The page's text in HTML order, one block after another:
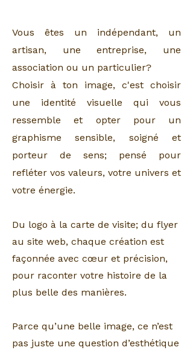
Vous êtes un indépendant, un
artisan, une entreprise, une
association ou un particulier?
Choisir à ton image, c'est choisir
une identité visuelle qui vous
ressemble et opter pour un
graphisme sensible, soigné et
porteur de sens; pensé pour
refléter vos valeurs, votre univers et
votre énergie.
Du logo à la carte de visite; du flyer
au site web, chaque création est
façonnée avec cœur et précision,
pour raconter votre histoire de la
plus belle des manières.
Parce qu’une belle image, ce n’est
pas juste une question d’esthétique